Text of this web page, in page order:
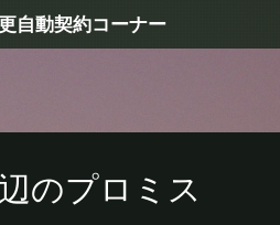
のプロミス
自動契約コーナー